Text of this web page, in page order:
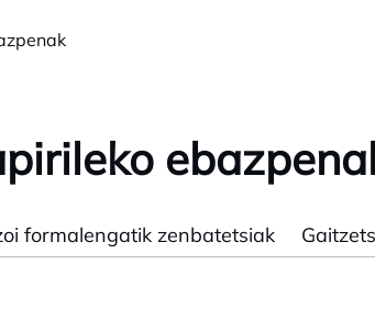
formalengatik zenbatetsiak